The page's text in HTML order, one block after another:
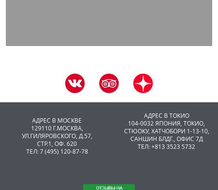
АДРЕС В МОСКВЕ
129110 Г.МОСКВА,
УЛ.ГИЛЯРОВСКОГО, Д.57,
СТР.1, ОФ. 620
ТЕЛ: 7 (495) 120-87-78
АДРЕС В ТОКИО
104-0032 ЯПОНИЯ, ТОКИО,
CТЮОКУ, ХАТЧОБОРИ 1-13-10,
САНШИН БЛДГ., ОФИС 7Д
ТЕЛ: +813 3523 5732